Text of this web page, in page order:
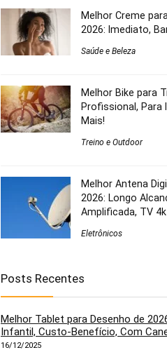
Melhor Creme
2026: Imediato,
Saúde e Beleza
Melhor Bike para
Profissional, Para
Mais!
Treino e Outdoor
Melhor Antena
2026: Longo
Amplificada, TV
Eletrônicos
Posts Recentes
Melhor Tablet para Desenho de
Infantil, Custo-Benefício, Com
16/12/2025